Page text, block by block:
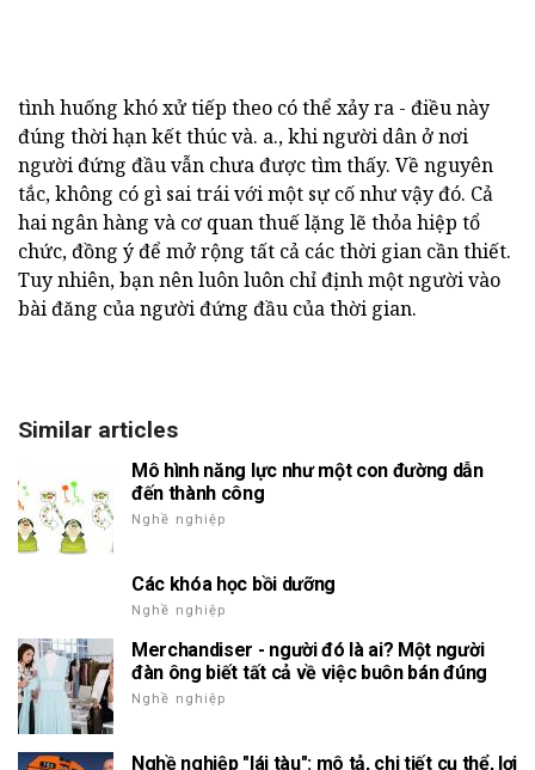
tình huống khó xử tiếp theo có thể xảy ra - điều này
đúng thời hạn kết thúc và. a., khi người dân ở nơi
người đứng đầu vẫn chưa được tìm thấy. Về nguyên
tắc, không có gì sai trái với một sự cố như vậy đó. Cả
hai ngân hàng và cơ quan thuế lặng lẽ thỏa hiệp tổ
chức, đồng ý để mở rộng tất cả các thời gian cần thiết.
Tuy nhiên, bạn nên luôn luôn chỉ định một người vào
bài đăng của người đứng đầu của thời gian.
Similar articles
Mô hình năng lực như một con đường dẫn
đến thành công
Nghề nghiệp
Các khóa học bồi dưỡng
Nghề nghiệp
Merchandiser - người đó là ai? Một người
đàn ông biết tất cả về việc buôn bán đúng
Nghề nghiệp
Nghề nghiệp "lái tàu": mô tả, chi tiết cụ thể, lợi